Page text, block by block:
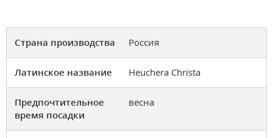
Страна производства Россия
Латинское название Heuchera Christa
Предпочтительное
время посадки
весна